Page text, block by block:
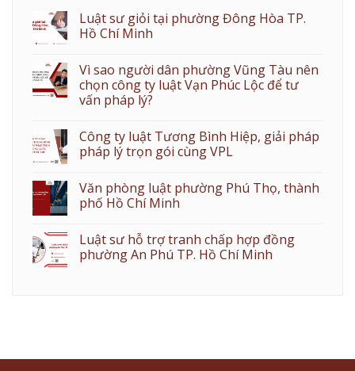
Luật sư giỏi tại phường Đông Hòa TP.
Hồ Chí Minh
Vì sao người dân phường Vũng Tàu nên
chọn công ty luật Vạn Phúc Lộc để tư
vấn pháp lý?
Công ty luật Tương Bình Hiệp, giải pháp
pháp lý trọn gói cùng VPL
Văn phòng luật phường Phú Thọ, thành
phố Hồ Chí Minh
Luật sư hỗ trợ tranh chấp hợp đồng
phường An Phú TP. Hồ Chí Minh